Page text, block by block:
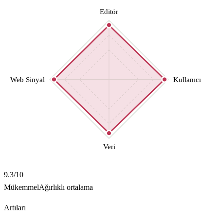
Editör
Kullanıcı
Veri
Web Sinyal
9.3/10
MükemmelAğırlıklı ortalama
Artıları